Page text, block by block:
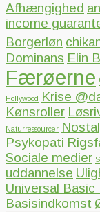
Afhængighed
income
Borgerløn
Dominans Elin
Færøerne
Hollywood Krise
Kønsroller
Naturressourcer
Psykopati
Sociale medier
uddannelse
Universal
Basisindkomst